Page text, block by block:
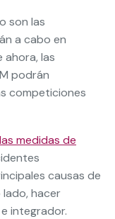
son las
a cabo en
las
podrán
competiciones
medidas de
causas de
hacer
integrador.